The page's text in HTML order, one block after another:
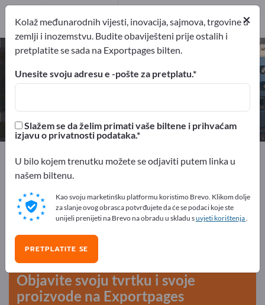
Laserski čitači – pronađite
proizvođače i dobavljače
8
Exportpages Elektrotehnika
Kompjutorski hardware
Računalne periferije
Laserski čitači
Besplatno oglašavajte na
Exportpages!
Potražnja – Ponude – Polovni proizvodi – Poslovni
kontakti >> počnite ovdje
Objavite svoju tvrtku i svoje
proizvode na Exportpages
×
Kolaž međunarodnih vijesti, inovacija, sajmova, trgovine u
zemlji i inozemstvu. Budite obaviješteni prije ostalih i
pretplatite se sada na Exportpages bilten.
Unesite svoju adresu e -pošte za pretplatu.
Slažem se da želim primati vaše biltene i prihvaćam
izjavu o privatnosti podataka.
U bilo kojem trenutku možete se odjaviti putem linka u
našem biltenu.
Kao svoju marketinšku platformu koristimo Brevo. Klikom dolje
za slanje ovog obrasca potvrđujete da će se podaci koje ste
unijeli prenijeti na Brevo na obradu u skladu suvjeti korištenja.
PRETPLATITE SE